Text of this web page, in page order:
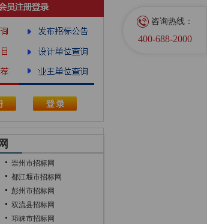
崇州市招标网
都江堰市招标网
彭州市招标网
双流县招标网
邛崃市招标网
咨询热线：
400-688-2000